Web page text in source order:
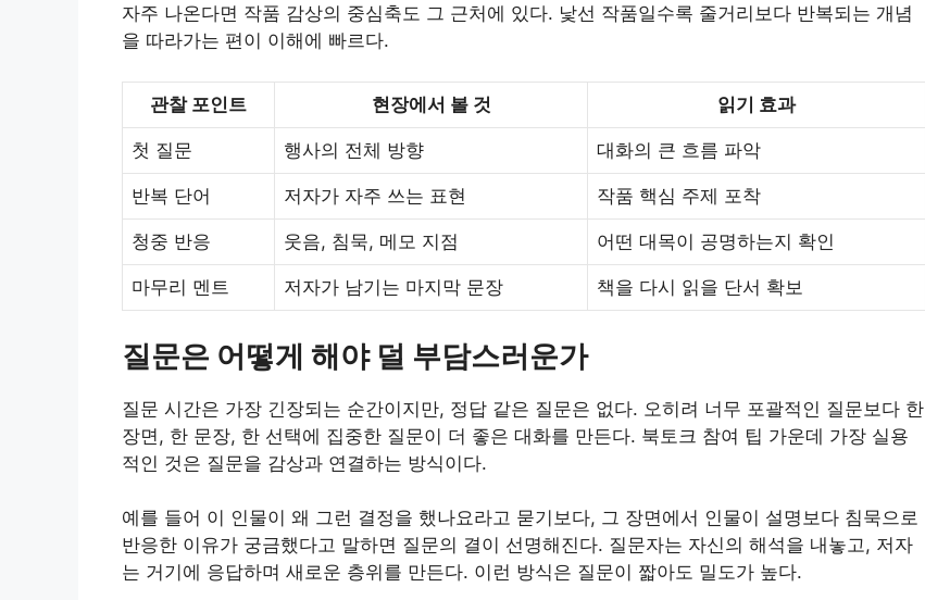
자주 나온다면 작품 감상의 중심축도 그 근처에 있다. 낯선 작품일수록 줄거리보다 반복되는 개념
을 따라가는 편이 이해에 빠르다.
관찰 포인트 현장에서 볼 것 읽기 효과
첫 질문 행사의 전체 방향 대화의 큰 흐름 파악
반복 단어 저자가 자주 쓰는 표현 작품 핵심 주제 포착
청중 반응 웃음, 침묵, 메모 지점 어떤 대목이 공명하는지 확인
마무리 멘트 저자가 남기는 마지막 문장 책을 다시 읽을 단서 확보
질문은 어떻게 해야 덜 부담스러운가
질문 시간은 가장 긴장되는 순간이지만, 정답 같은 질문은 없다. 오히려 너무 포괄적인 질문보다 한
장면, 한 문장, 한 선택에 집중한 질문이 더 좋은 대화를 만든다. 북토크 참여 팁 가운데 가장 실용
적인 것은 질문을 감상과 연결하는 방식이다.
예를 들어 이 인물이 왜 그런 결정을 했나요라고 묻기보다, 그 장면에서 인물이 설명보다 침묵으로
반응한 이유가 궁금했다고 말하면 질문의 결이 선명해진다. 질문자는 자신의 해석을 내놓고, 저자
는 거기에 응답하며 새로운 층위를 만든다. 이런 방식은 질문이 짧아도 밀도가 높다.